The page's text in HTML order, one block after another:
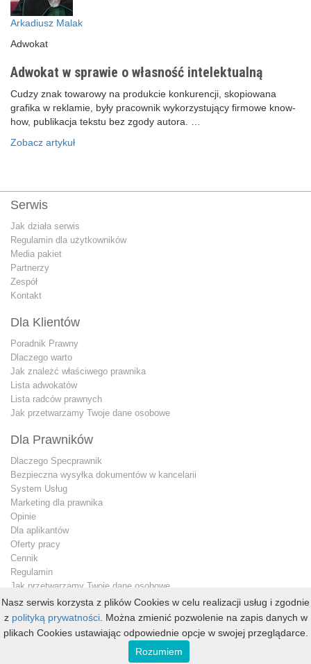
Arkadiusz Malak
Adwokat
Adwokat w sprawie o własność intelektualną
Cudzy znak towarowy na produkcie konkurencji, skopiowana
grafika w reklamie, były pracownik wykorzystujący firmowe know-
how, publikacja tekstu bez zgody autora. …
Zobacz artykuł
Serwis
Jak działa serwis
Regulamin dla użytkowników
Media pakiet
Partnerzy
Zespół
Kontakt
Dla Klientów
Poradnik Prawny
Dlaczego warto
Jak znależć właściwego prawnika
Lista adwokatów
Lista radców prawnych
Jak przetwarzamy Twoje dane osobowe
Dla Prawników
Dlaczego Specprawnik
Bezpieczna wysyłka dokumentów w kancelarii
System Usług
Marketing dla prawnika
Opinie
Dla aplikantów
Oferty pracy
Cennik
Regulamin
Jak przetwarzamy Twoje dane osobowe
Konto premium
Kontakt dla prawnika
Copyright © 2013 - 2026
Nasz serwis korzysta z plików Cookies w celu realizacji usług i zgodnie
z polityką prywatności. Można zmienić pozwolenie na zapis danych w
plikach Cookies ustawiając odpowiednie opcje w swojej przeglądarce.
Rozumiem